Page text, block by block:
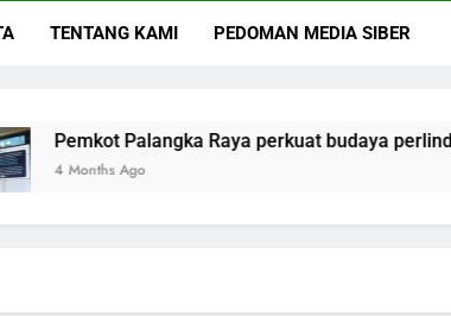
TENTANG KAMI PEDOMAN MEDIA SIBER
Palangka Raya perkuat budaya perlindungan
Ago